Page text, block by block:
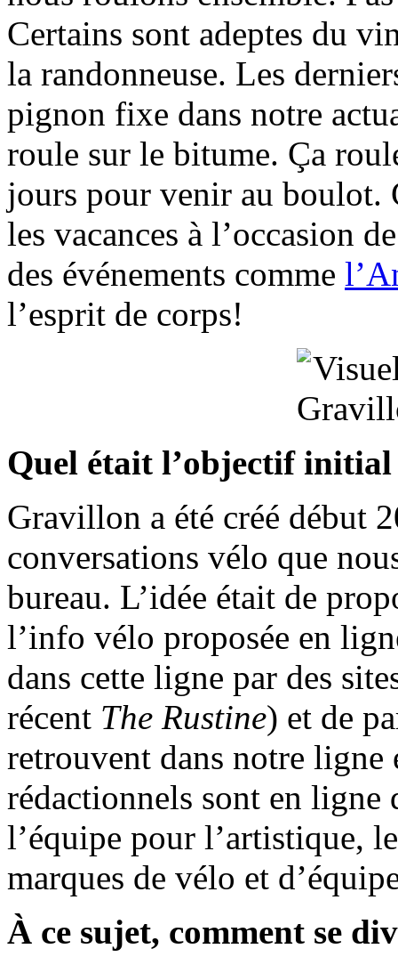
Certains sont adeptes du
la randonneuse. Les
pignon fixe dans notre
roule sur le bitume. Ça
jours pour venir au boulot.
les vacances à l’occasion
des événements comme
l’esprit de corps!
Quel était l’objectif
Gravillon a été créé début
conversations vélo que
bureau. L’idée était de
l’info vélo proposée en
dans cette ligne par des
récent The Rustine) et de
retrouvent dans notre
rédactionnels sont en ligne
l’équipe pour l’artistique,
marques de vélo et
À ce sujet, comment se